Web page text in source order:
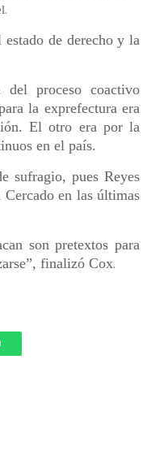
.
estado de derecho y la
del proceso coactivo
la exprefectura era
El otro era por la
en el país.
sufragio, pues Reyes
en las últimas
son pretextos para
finalizó Cox.